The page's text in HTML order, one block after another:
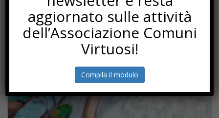
aggiornato sulle attività
dell’Associazione Comuni
Virtuosi!
Compila il modulo